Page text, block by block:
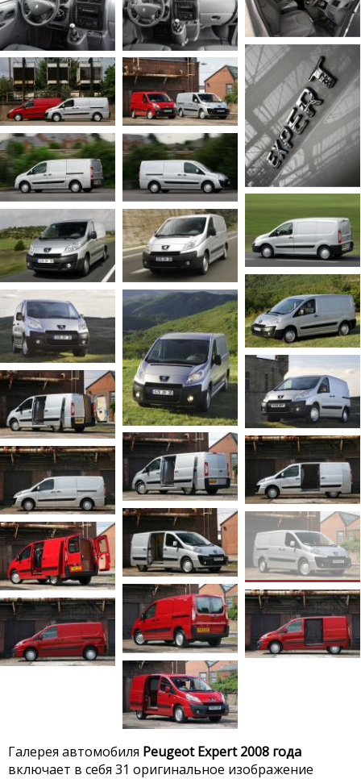
Галерея автомобиля Peugeot Expert 2008 года
включает в себя 31 оригинальное изображение